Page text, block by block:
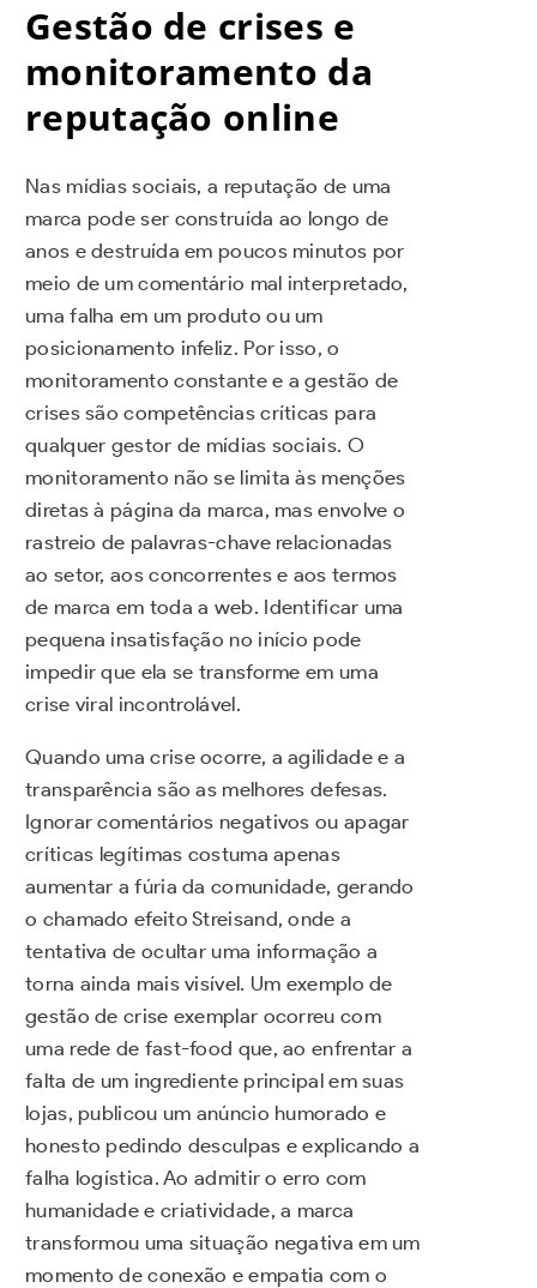
Gestão de crises e
monitoramento da
reputação online
Nas mídias sociais, a reputação de uma
marca pode ser construída ao longo de
anos e destruída em poucos minutos por
meio de um comentário mal interpretado,
uma falha em um produto ou um
posicionamento infeliz. Por isso, o
monitoramento constante e a gestão de
crises são competências críticas para
qualquer gestor de mídias sociais. O
monitoramento não se limita às menções
diretas à página da marca, mas envolve o
rastreio de palavras-chave relacionadas
ao setor, aos concorrentes e aos termos
de marca em toda a web. Identificar uma
pequena insatisfação no início pode
impedir que ela se transforme em uma
crise viral incontrolável.
Quando uma crise ocorre, a agilidade e a
transparência são as melhores defesas.
Ignorar comentários negativos ou apagar
críticas legítimas costuma apenas
aumentar a fúria da comunidade, gerando
o chamado efeito Streisand, onde a
tentativa de ocultar uma informação a
torna ainda mais visível. Um exemplo de
gestão de crise exemplar ocorreu com
uma rede de fast-food que, ao enfrentar a
falta de um ingrediente principal em suas
lojas, publicou um anúncio humorado e
honesto pedindo desculpas e explicando a
falha logística. Ao admitir o erro com
humanidade e criatividade, a marca
transformou uma situação negativa em um
momento de conexão e empatia com o